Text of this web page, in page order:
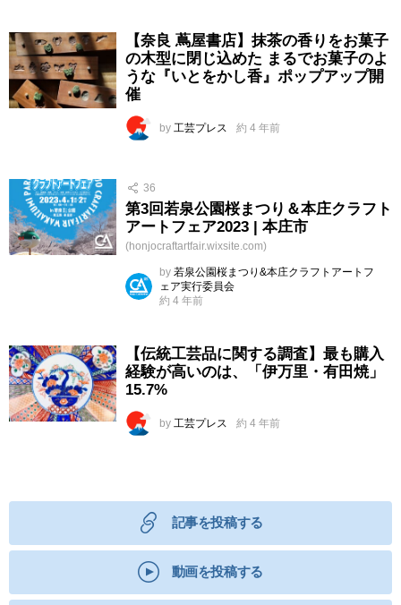
【奈良 蔦屋書店】抹茶の香りをお菓子
の木型に閉じ込めた まるでお菓子のよ
うな『いとをかし香』ポップアップ開
催
by 工芸プレス 約 4 年前
36
第3回若泉公園桜まつり＆本庄クラフト
アートフェア2023 | 本庄市
(honjocraftartfair.wixsite.com)
by 若泉公園桜まつり&本庄クラフトアートフ
ェア実行委員会
約 4 年前
【伝統工芸品に関する調査】最も購入
経験が高いのは、「伊万里・有田焼」
15.7%
by 工芸プレス 約 4 年前
記事を投稿する
動画を投稿する